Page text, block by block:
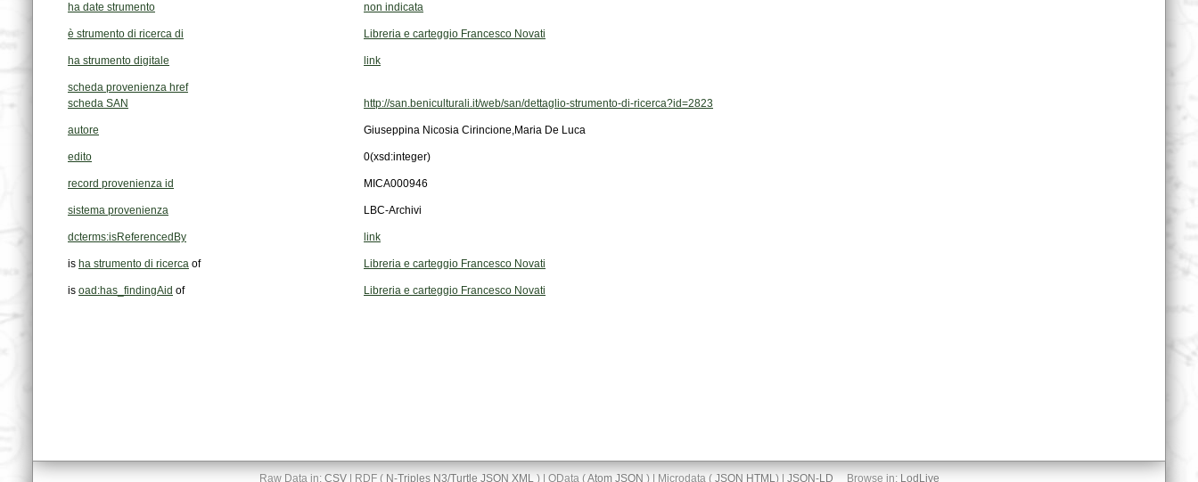
ha date strumento non indicata
è strumento di ricerca di Libreria e carteggio Francesco Novati
ha strumento digitale link
scheda provenienza href
scheda SAN
http://san.beniculturali.it/web/san/dettaglio-strumento-di-ricerca?id=2823
autore Giuseppina Nicosia Cirincione,Maria De Luca
edito 0(xsd:integer)
record provenienza id MICA000946
sistema provenienza LBC-Archivi
dcterms:isReferencedBy link
is ha strumento di ricerca of Libreria e carteggio Francesco Novati
is oad:has_findingAid of Libreria e carteggio Francesco Novati
Raw Data in: CSV| RDF ( N-Triples N3/Turtle JSON XML) | OData (Atom JSON ) | Microdata ( JSON HTML) | JSON-LD Browse in: LodLive